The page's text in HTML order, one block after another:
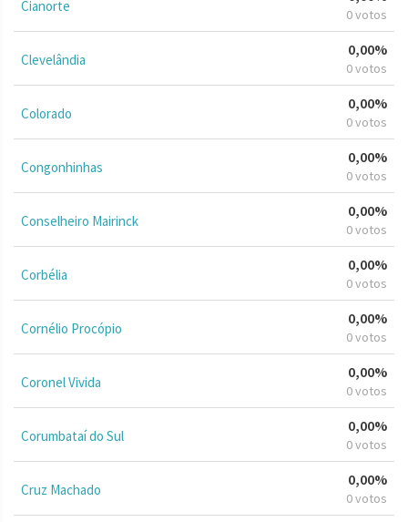
Cianorte 0 votos
Clevelândia
0,00%
0 votos
Colorado
0,00%
0 votos
Congonhinhas
0,00%
0 votos
Conselheiro Mairinck
0,00%
0 votos
Corbélia
0,00%
0 votos
Cornélio Procópio
0,00%
0 votos
Coronel Vivida
0,00%
0 votos
Corumbataí do Sul
0,00%
0 votos
Cruz Machado
0,00%
0 votos